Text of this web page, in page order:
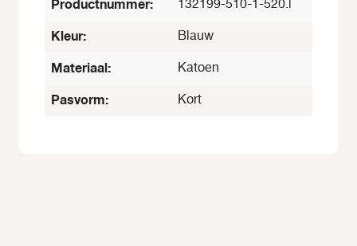
Productnummer: 132199-510-1-520.l
Kleur: Blauw
Materiaal: Katoen
Pasvorm: Kort